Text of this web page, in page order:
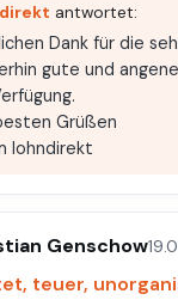
antwortet:
Dank für die
gute und
Grüßen
lohndirekt
Genschow
teuer,